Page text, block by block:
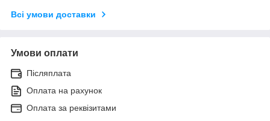
Всі умови доставки
Умови оплати
Післяплата
Оплата на рахунок
Оплата за реквізитами